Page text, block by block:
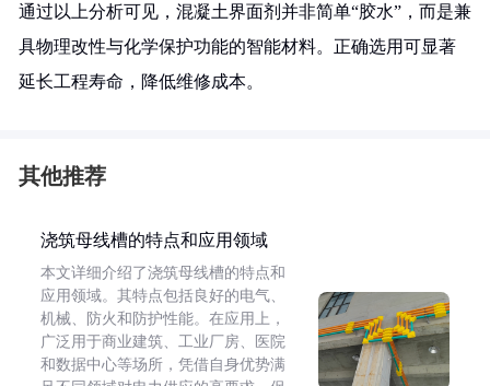
通过以上分析可见，混凝土界面剂并非简单“胶水”，而是兼
具物理改性与化学保护功能的智能材料。正确选用可显著
延长工程寿命，降低维修成本。
其他推荐
浇筑母线槽的特点和应用领域
本文详细介绍了浇筑母线槽的特点和
应用领域。其特点包括良好的电气、
机械、防火和防护性能。在应用上，
广泛用于商业建筑、工业厂房、医院
和数据中心等场所，凭借自身优势满